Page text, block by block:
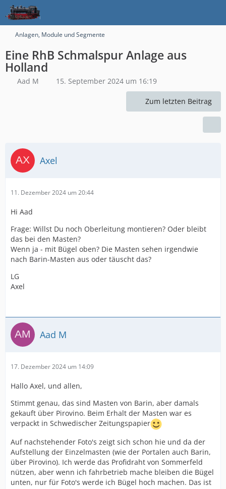
Anlagen, Module und Segmente
Eine RhB Schmalspur Anlage aus
Holland
Aad M 15. September 2024 um 16:19
Zum letzten Beitrag
Axel
11. Dezember 2024 um 20:44
Hi Aad
Frage: Willst Du noch Oberleitung montieren? Oder bleibt
das bei den Masten?
Wenn ja - mit Bügel oben? Die Masten sehen irgendwie
nach Barin-Masten aus oder täuscht das?
LG
Axel
Aad M
17. Dezember 2024 um 14:09
Hallo Axel, und allen,
Stimmt genau, das sind Masten von Barin, aber damals
gekauft über Pirovino. Beim Erhalt der Masten war es
verpackt in Schwedischer Zeitungspapier
Auf nachstehender Foto's zeigt sich schon hie und da der
Aufstellung der Einzelmasten (wie der Portalen auch Barin,
über Pirovino). Ich werde das Profidraht von Sommerfeld
nützen, aber wenn ich fahrbetrieb mache bleiben die Bügel
unten, nur für Foto's werde ich Bügel hoch machen. Das ist